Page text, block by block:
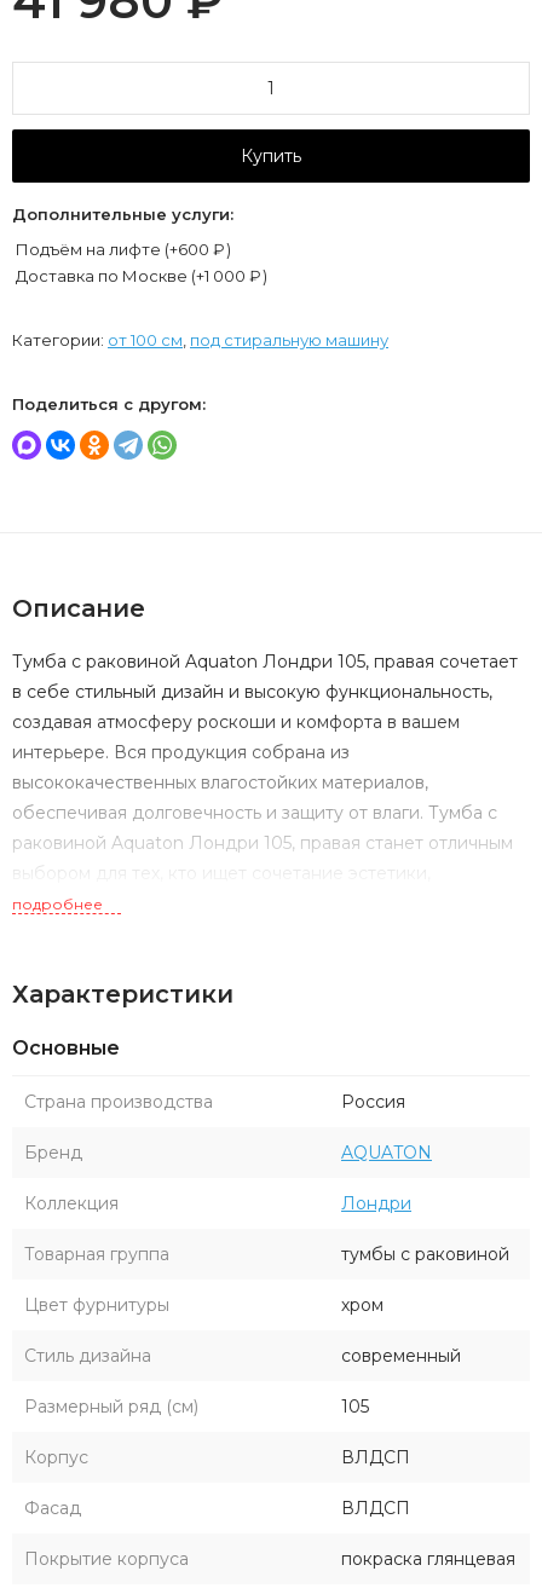
Купить
Дополнительные услуги:
Подъём на лифте (+600 ₽)
Доставка по Москве (+1 000 ₽)
Категории: от 100 см под стиральную машину
Поделиться с другом:
Описание
Тумба с раковиной Aquaton Лондри 105, правая сочетает
в себе стильный дизайн и высокую функциональность,
создавая атмосферу роскоши и комфорта в вашем
интерьере. Вся продукция собрана из
высококачественных влагостойких материалов,
обеспечивая долговечность и защиту от влаги. Тумба с
раковиной Aquaton Лондри 105, правая станет отличным
выбором для тех, кто ищет сочетание эстетики,
практичности и высокого качества в оформлении ванной
подробнее
Характеристики
Основные
Страна производства Россия
Бренд AQUATON
Коллекция Лондри
Товарная группа тумбы с раковиной
Цвет фурнитуры хром
Стиль дизайна современный
Размерный ряд (см) 105
Корпус ВЛДСП
Фасад ВЛДСП
Покрытие корпуса покраска глянцевая